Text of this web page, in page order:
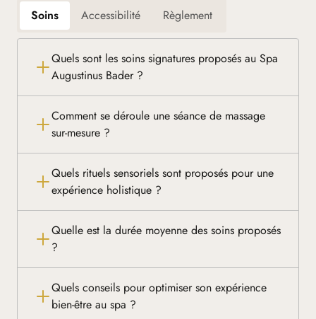
Soins Accessibilité Règlement
Quels sont les soins signatures proposés au Spa
Augustinus Bader ?
Comment se déroule une séance de massage
sur-mesure ?
Quels rituels sensoriels sont proposés pour une
expérience holistique ?
Quelle est la durée moyenne des soins proposés
?
Quels conseils pour optimiser son expérience
bien-être au spa ?